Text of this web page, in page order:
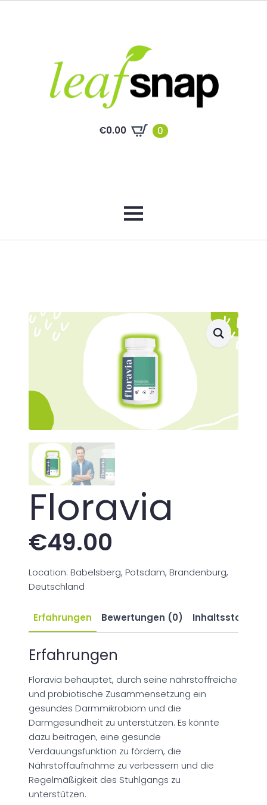
€0.00 0
Floravia
€49.00
Location: Babelsberg, Potsdam, Brandenburg,
Deutschland
Erfahrungen Bewertungen (0) Inhaltsstoffe
Erfahrungen
Floravia behauptet, durch seine nährstoffreiche
und probiotische Zusammensetzung ein
gesundes Darmmikrobiom und die
Darmgesundheit zu unterstützen. Es könnte
dazu beitragen, eine gesunde
Verdauungsfunktion zu fördern, die
Nährstoffaufnahme zu verbessern und die
Regelmäßigkeit des Stuhlgangs zu
unterstützen.